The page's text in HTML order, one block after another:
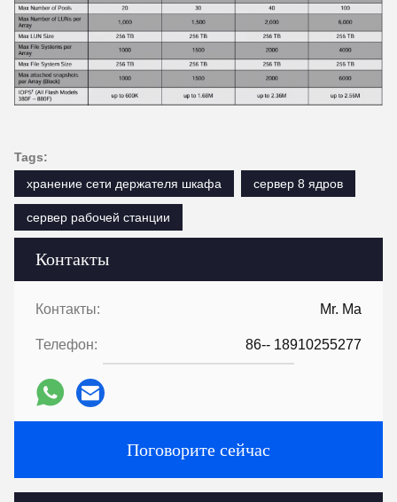
Контакты
Контакты: Mr. Ma
Телефон: 86-- 18910255277
Поговорите сейчас
Tags:
хранение сети держателя шкафа
сервер 8 ядров
сервер рабочей станции